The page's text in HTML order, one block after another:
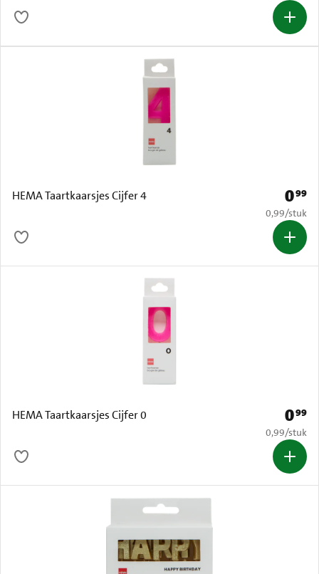
HEMA Taartkaarsjes Cijfer 4 Prijs:
099
€ 0,99 per
0,99/stuk
HEMA Taartkaarsjes Cijfer 0 Prijs:
099
€ 0,99 per
0,99/stuk